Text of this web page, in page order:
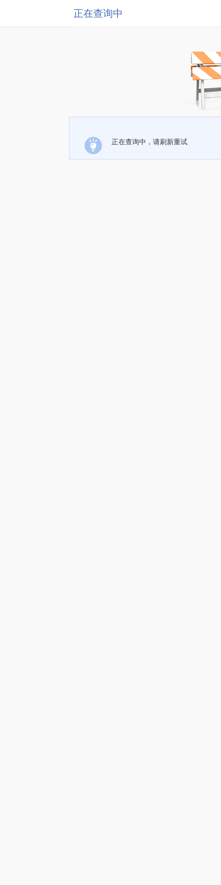
正在查询中
正在查询中，请刷新重试